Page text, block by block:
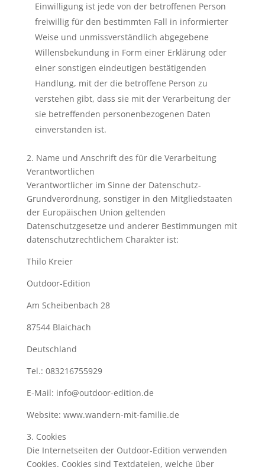
Einwilligung ist jede von der betroffenen Person
freiwillig für den bestimmten Fall in informierter
Weise und unmissverständlich abgegebene
Willensbekundung in Form einer Erklärung oder
einer sonstigen eindeutigen bestätigenden
Handlung, mit der die betroffene Person zu
verstehen gibt, dass sie mit der Verarbeitung der
sie betreffenden personenbezogenen Daten
einverstanden ist.
2. Name und Anschrift des für die Verarbeitung
Verantwortlichen
Verantwortlicher im Sinne der Datenschutz-
Grundverordnung, sonstiger in den Mitgliedstaaten
der Europäischen Union geltenden
Datenschutzgesetze und anderer Bestimmungen mit
datenschutzrechtlichem Charakter ist:
Thilo Kreier
Outdoor-Edition
Am Scheibenbach 28
87544 Blaichach
Deutschland
Tel.: 083216755929
E-Mail: info@outdoor-edition.de
Website: www.wandern-mit-familie.de
3. Cookies
Die Internetseiten der Outdoor-Edition verwenden
Cookies. Cookies sind Textdateien, welche über